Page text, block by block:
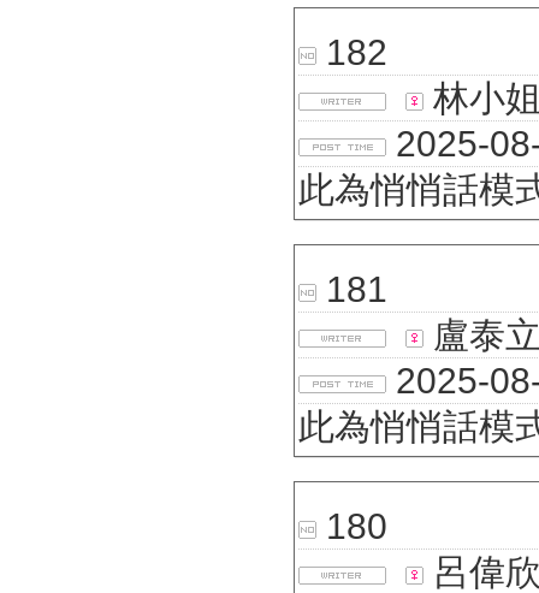
182
林小
2025-
此為悄悄話模
181
盧泰
2025-
此為悄悄話模
180
呂偉